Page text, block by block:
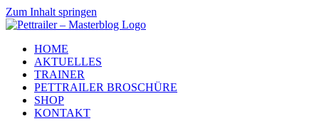
Zum Inhalt springen
HOME
AKTUELLES
TRAINER
PETTRAILER BROSCHÜRE
SHOP
KONTAKT